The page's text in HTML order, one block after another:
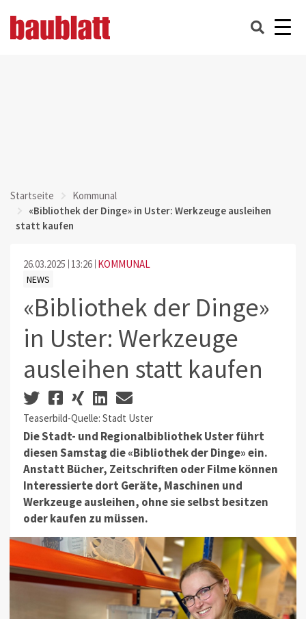
Startseite
Kommunal
«Bibliothek der Dinge» in Uster: Werkzeuge ausleihen
statt kaufen
26.03.2025 13:26 KOMMUNAL
NEWS
«Bibliothek der Dinge»
in Uster: Werkzeuge
ausleihen statt kaufen
Teaserbild-Quelle: Stadt Uster
Die Stadt- und Regionalbibliothek Uster führt
diesen Samstag die «Bibliothek der Dinge» ein.
Anstatt Bücher, Zeitschriften oder Filme können
Interessierte dort Geräte, Maschinen und
Werkzeuge ausleihen, ohne sie selbst besitzen
oder kaufen zu müssen.